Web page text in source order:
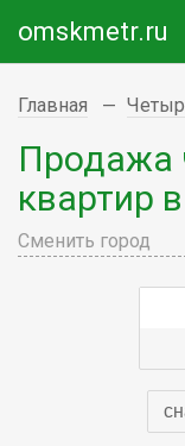
omskmetr.ru
Главная
Продажа
квартир
Сменить город